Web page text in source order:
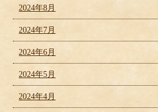
2024年8月
2024年7月
2024年6月
2024年5月
2024年4月